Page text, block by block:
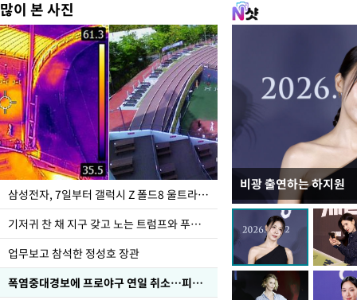
많이 본 사진
삼성전자, 7일부터 갤럭시 Z 폴드8 울트라·폴드8·플립8 출시
기저귀 찬 채 지구 갖고 노는 트럼프와 푸틴 형상 미로
업무보고 참석한 정성호 장관
폭염중대경보에 프로야구 연일 취소…피칭 연습장 '52도'
비광 출연하는 하지원
이재명 대통령, "수사
선 다해 강구해야"